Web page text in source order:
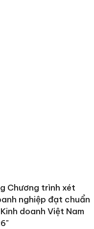
Chương trình xét
nghiệp đạt chuẩn
doanh Việt Nam